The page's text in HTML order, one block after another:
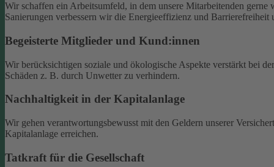
Wir schaffen ein Arbeitsumfeld, in dem unsere Mitarbeitenden
Sanierungen verbessern wir die Energieeffizienz und
Begeisterte Mitglieder und Kund:innen
Wir berücksichtigen soziale und ökologische Aspekte verstärkt bei
Schäden z. B. durch Unwetter zu verhindern.
Nachhaltigkeit in der Kapitalanlage
Wir gehen verantwortungsbewusst mit den Geldern unserer
Kapitalanlage erreichen.
Tatkraft für die Gesellschaft